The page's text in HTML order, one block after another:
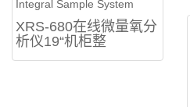
XRS-680在线微量氧分
析仪19“机柜整